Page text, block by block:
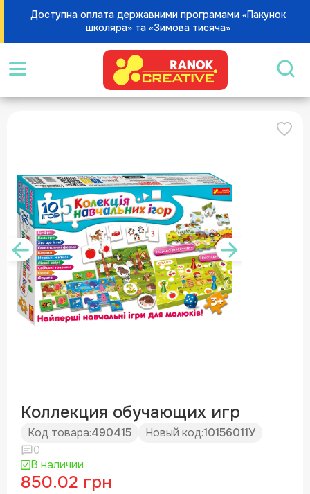
Доступна оплата державними програмами «Пакунок
школяра» та «Зимова тисяча»
Коллекция обучающих игр
Код товара:490415 Новый код:10156011У
0
В наличии
850.02 грн